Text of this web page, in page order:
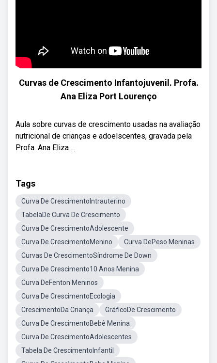
Curvas de Crescimento Infantojuvenil. Profa.
Ana Eliza Port Lourenço
Aula sobre curvas de crescimento usadas na avaliação
nutricional de crianças e adoelscentes, gravada pela
Profa. Ana Eliza ...
Tags
Curva De CrescimentoIntrauterino
TabelaDe Curva De Crescimento
Curva De CrescimentoAdolescente
Curva De CrescimentoMenino
Curva DePeso Meninas
Curvas De CrescimentoSíndrome De Down
Curva De Crescimento10 Anos Menina
Curva DeFenton Meninos
Curva De CrescimentoEcologia
CrescimentoDa Criança
GráficoDe Crescimento
Curva De CrescimentoBebê Menina
Curva De CrescimentoAdolescentes
Tabela De CrescimentoInfantil